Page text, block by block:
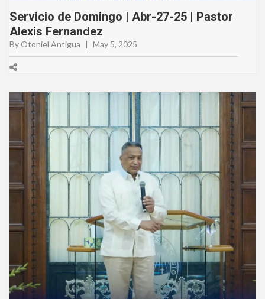
Servicio de Domingo | Abr-27-25 | Pastor
Alexis Fernandez
By Otoniel Antigua | May 5, 2025